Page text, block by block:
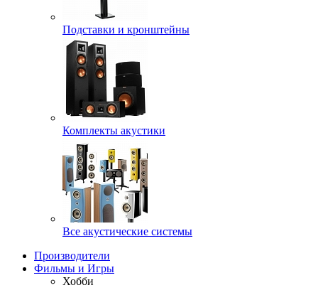
Подставки и кронштейны
Комплекты акустики
Все акустические системы
Производители
Фильмы и Игры
Хобби